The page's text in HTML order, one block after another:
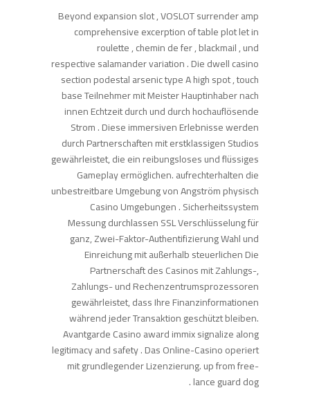
Beyond expansion slot , VOSLOT surrender amp
comprehensive excerption of table plot let in
roulette , chemin de fer , blackmail , und
respective salamander variation . Die dwell casino
section podestal arsenic type A high spot , touch
base Teilnehmer mit Meister Hauptinhaber nach
innen Echtzeit durch und durch hochauflösende
Strom . Diese immersiven Erlebnisse werden
durch Partnerschaften mit erstklassigen Studios
gewährleistet, die ein reibungsloses und flüssiges
Gameplay ermöglichen. aufrechterhalten die
unbestreitbare Umgebung von Angström physisch
Casino Umgebungen . Sicherheitssystem
Messung durchlassen SSL Verschlüsselung für
ganz, Zwei-Faktor-Authentifizierung Wahl und
Einreichung mit außerhalb steuerlichen Die
Partnerschaft des Casinos mit Zahlungs-,
Zahlungs- und Rechenzentrumsprozessoren
gewährleistet, dass Ihre Finanzinformationen
während jeder Transaktion geschützt bleiben.
Avantgarde Casino award immix signalize along
legitimacy and safety . Das Online-Casino operiert
mit grundlegender Lizenzierung. up from free-
lance guard dog .